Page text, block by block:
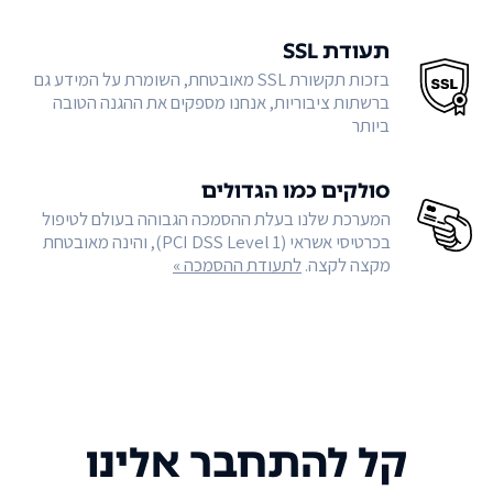
תעודת SSL
בזכות תקשורת SSL מאובטחת, השומרת על המידע גם
ברשתות ציבוריות, אנחנו מספקים את ההגנה הטובה
ביותר
סולקים כמו הגדולים
המערכת שלנו בעלת ההסמכה הגבוהה בעולם לטיפול
בכרטיסי אשראי (PCI DSS Level 1), והינה מאובטחת
מקצה לקצה.לתעודת ההסמכה »
קל להתחבר אלינו